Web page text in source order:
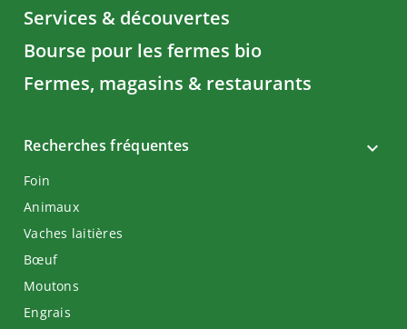
Services & découvertes
Bourse pour les fermes bio
Fermes, magasins & restaurants
Recherches fréquentes
Foin
Animaux
Vaches laitières
Bœuf
Moutons
Engrais